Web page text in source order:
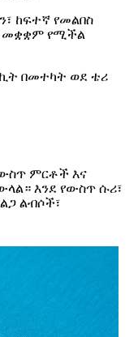
ከፍተኛ የመልበስ
መቋቋም የሚችል
በመተካት ወደ ቴሪ
ምርቶች እና
እንደ የውስጥ ሱሪ፣
ልብሶች፣